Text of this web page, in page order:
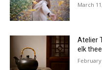
March
Atelier
elk
February